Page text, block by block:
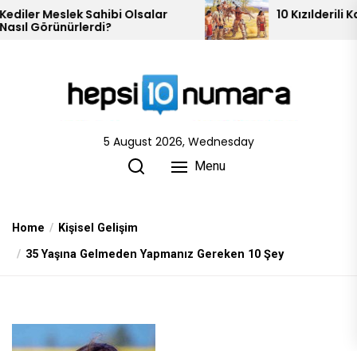
Skip
to
10 Kızılderili Kabilesi
5 August 2026, Wednesday
Menu
Home
Kişisel Gelişim
35 Yaşına Gelmeden Yapmanız Gereken 10 Şey